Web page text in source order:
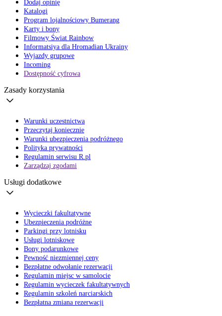
Dodaj opinię
Katalogi
Program lojalnościowy Bumerang
Karty i bony
Filmowy Świat Rainbow
Informatsiya dla Hromadian Ukrainy
Wyjazdy grupowe
Incoming
Dostępność cyfrowa
Zasady korzystania
Warunki uczestnictwa
Przeczytaj koniecznie
Warunki ubezpieczenia podróżnego
Polityka prywatności
Regulamin serwisu R.pl
Zarządzaj zgodami
Usługi dodatkowe
Wycieczki fakultatywne
Ubezpieczenia podróżne
Parkingi przy lotnisku
Usługi lotniskowe
Bony podarunkowe
Pewność niezmiennej ceny
Bezpłatne odwołanie rezerwacji
Regulamin miejsc w samolocie
Regulamin wycieczek fakultatywnych
Regulamin szkoleń narciarskich
Bezpłatna zmiana rezerwacji